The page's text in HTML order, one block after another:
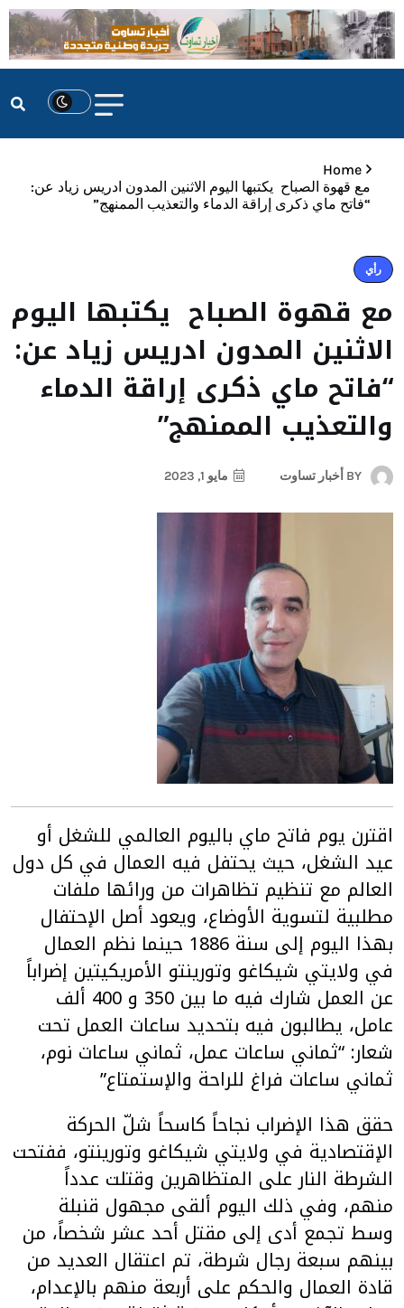
Home
مع قهوة الصباح يكتبها اليوم الاثنين المدون ادريس زياد عن:
“فاتح ماي ذكرى إراقة الدماء والتعذيب الممنهج”
رأي
مع قهوة الصباح يكتبها اليوم
الاثنين المدون ادريس زياد عن:
“فاتح ماي ذكرى إراقة الدماء
والتعذيب الممنهج”
BY أخبار تساوت مايو 1, 2023
اقترن يوم فاتح ماي باليوم العالمي للشغل أو
عيد الشغل، حيث يحتفل فيه العمال في كل دول
العالم مع تنظيم تظاهرات من ورائها ملفات
مطلبية لتسوية الأوضاع، ويعود أصل الإحتفال
بهذا اليوم إلى سنة 1886 حينما نظم العمال
في ولايتي شيكاغو وتورينتو الأمريكيتين إضراباً
عن العمل شارك فيه ما بين 350 و 400 ألف
عامل، يطالبون فيه بتحديد ساعات العمل تحت
شعار: “ثماني ساعات عمل، ثماني ساعات نوم،
ثماني ساعات فراغ للراحة والإستمتاع”
حقق هذا الإضراب نجاحاً كاسحاً شلّ الحركة
الإقتصادية في ولايتي شيكاغو وتورينتو، ففتحت
الشرطة النار على المتظاهرين وقتلت عدداً
منهم، وفي ذلك اليوم ألقى مجهول قنبلة
وسط تجمع أدى إلى مقتل أحد عشر شخصاً، من
بينهم سبعة رجال شرطة، تم اعتقال العديد من
قادة العمال والحكم على أربعة منهم بالإعدام،